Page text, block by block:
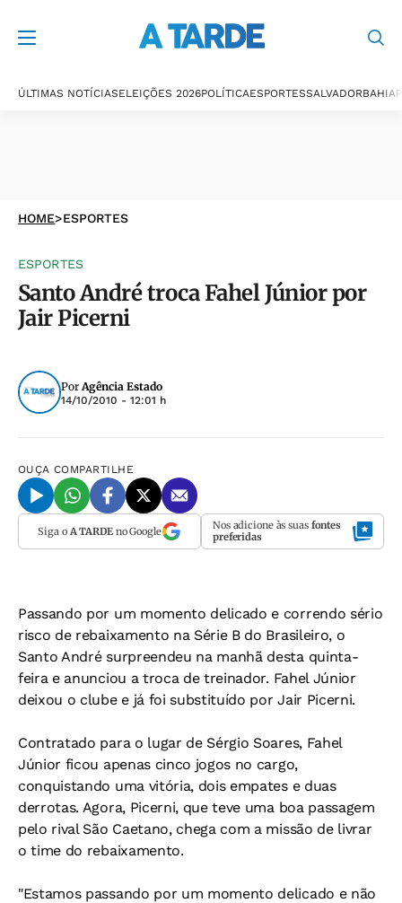
ÚLTIMAS NOTÍCIASELEIÇÕES 2026POLÍTICAESPORTESSALVADORBAHIA
HOME>ESPORTES
ESPORTES
Santo André troca Fahel Júnior por
Jair Picerni
PorAgência Estado
14/10/2010 - 12:01 h
OUÇA COMPARTILHE
Siga o A TARDEno Google Nos adicione às suas fontes
preferidas
Passando por um momento delicado e correndo sério
risco de rebaixamento na Série B do Brasileiro, o
Santo André surpreendeu na manhã desta quinta-
feira e anunciou a troca de treinador. Fahel Júnior
deixou o clube e já foi substituído por Jair Picerni.
Contratado para o lugar de Sérgio Soares, Fahel
Júnior ficou apenas cinco jogos no cargo,
conquistando uma vitória, dois empates e duas
derrotas. Agora, Picerni, que teve uma boa passagem
pelo rival São Caetano, chega com a missão de livrar
o time do rebaixamento.
"Estamos passando por um momento delicado e não